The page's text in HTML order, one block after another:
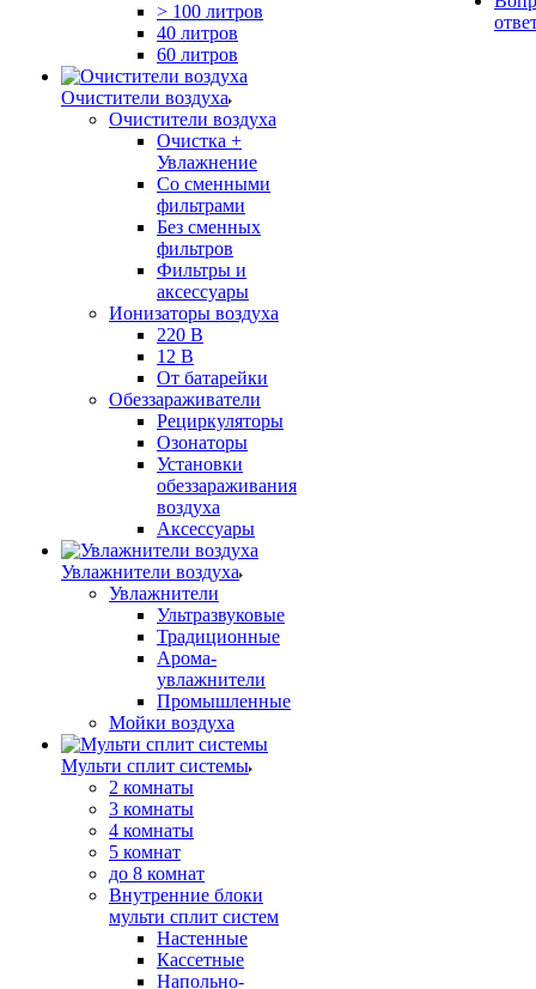
> 100 литров
40 литров
60 литров
Очистители воздуха
Очистители воздуха
Очистка +
Увлажнение
Cо сменными
фильтрами
Без сменных
фильтров
Фильтры и
аксессуары
Ионизаторы воздуха
220 В
12 В
От батарейки
Обеззараживатели
Рециркуляторы
Озонаторы
Установки
обеззараживания
воздуха
Аксессуары
Увлажнители воздуха
Увлажнители
Ультразвуковые
Традиционные
Арома-
увлажнители
Промышленные
Мойки воздуха
Мульти сплит системы
2 комнаты
3 комнаты
4 комнаты
5 комнат
до 8 комнат
Внутренние блоки
мульти сплит систем
Настенные
Кассетные
Напольно-